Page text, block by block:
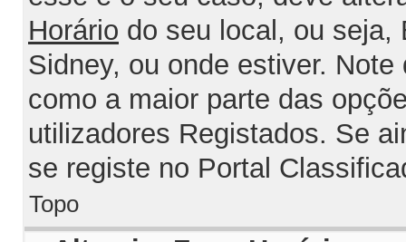
Horário do seu local, ou seja,
Sidney, ou onde estiver.
como a maior parte das
utilizadores Registados. Se
se registe no Portal
Topo